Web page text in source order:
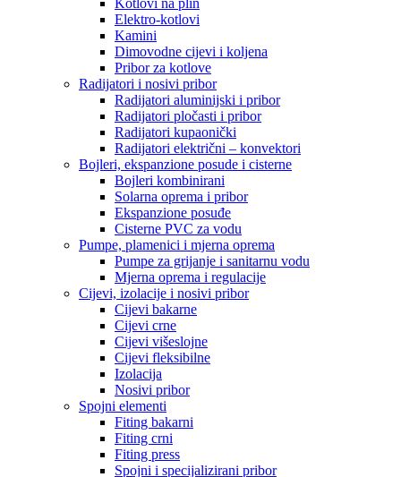
Kotlovi na plin
Elektro-kotlovi
Kamini
Dimovodne cijevi i koljena
Pribor za kotlove
Radijatori i nosivi pribor
Radijatori aluminijski i pribor
Radijatori pločasti i pribor
Radijatori kupaonički
Radijatori električni – konvektori
Bojleri, ekspanzione posude i cisterne
Bojleri kombinirani
Solarna oprema i pribor
Ekspanzione posuđe
Cisterne PVC za vodu
Pumpe, plamenici i mjerna oprema
Pumpe za grijanje i sanitarnu vodu
Mjerna oprema i regulacije
Cijevi, izolacije i nosivi pribor
Cijevi bakarne
Cijevi crne
Cijevi višeslojne
Cijevi fleksibilne
Izolacija
Nosivi pribor
Spojni elementi
Fiting bakarni
Fiting crni
Fiting press
Spojni i specijalizirani pribor